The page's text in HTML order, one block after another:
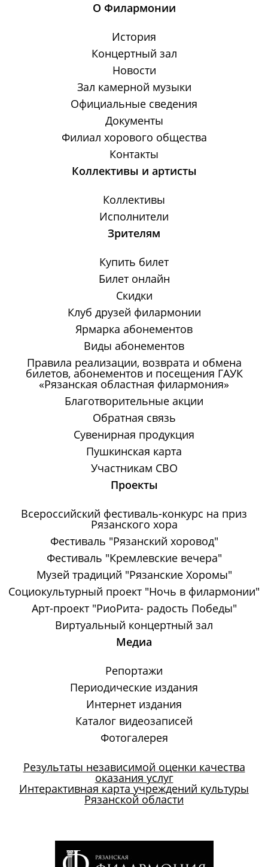
О Филармонии
История
Концертный зал
Новости
Зал камерной музыки
Официальные сведения
Документы
Филиал хорового общества
Контакты
Коллективы и артисты
Коллективы
Исполнители
Зрителям
Купить билет
Билет онлайн
Скидки
Клуб друзей филармонии
Ярмарка абонементов
Виды абонементов
Правила реализации, возврата и обмена
билетов, абонементов и посещения ГАУК
«Рязанская областная филармония»
Благотворительные акции
Обратная связь
Сувенирная продукция
Пушкинская карта
Участникам СВО
Проекты
Всероссийский фестиваль-конкурс на приз
Рязанского хора
Фестиваль "Рязанский хоровод"
Фестиваль "Кремлевские вечера"
Музей традиций "Рязанские Хоромы"
Социокультурный проект "Ночь в филармонии"
Арт-проект "РиоРита- радость Победы"
Виртуальный концертный зал
Медиа
Репортажи
Периодические издания
Интернет издания
Каталог видеозаписей
Фотогалерея
Результаты независимой оценки качества
оказания услуг
Интерактивная карта учреждений культуры
Рязанской области